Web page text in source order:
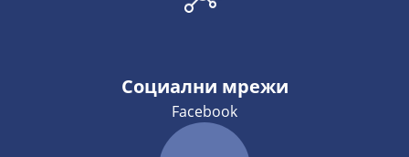
Социални мрежи
Facebook